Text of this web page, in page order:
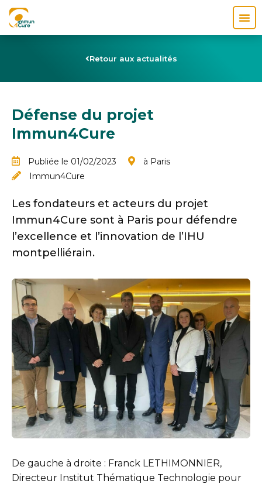
Retour aux actualités
Défense du projet
Immun4Cure
Publiée le 01/02/2023
à Paris
Immun4Cure
Les fondateurs et acteurs du projet
Immun4Cure sont à Paris pour défendre
l’excellence et l’innovation de l’IHU
montpelliérain.
De gauche à droite : Franck LETHIMONNIER,
Directeur Institut Thématique Technologie pour